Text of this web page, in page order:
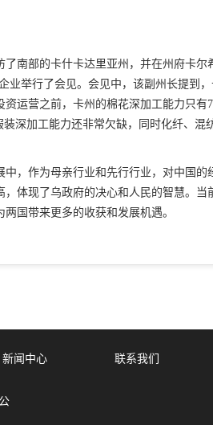
南部的卡什卡达里亚州，并在州府卡尔
业举行了会见。会见中，该副州长提到
运营之前，卡州的棉花深加工能力只有
深加工能力还非常欠缺，同时化纤、混
，作为母亲行业和先行行业，对中国的
体现了乌政府的决心和人民的智慧。当
国带来更多的收获和发展机遇。
新闻中心 联系我们